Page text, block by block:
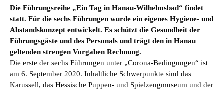
Die Führungsreihe „Ein Tag in Hanau-Wilhelmsbad“ findet
statt. Für die sechs Führungen wurde ein eigenes Hygiene- und
Abstandskonzept entwickelt. Es schützt die Gesundheit der
Führungsgäste und des Personals und trägt den in Hanau
geltenden strengen Vorgaben Rechnung.
Die erste der sechs Führungen unter „Corona-Bedingungen“ ist
am 6. September 2020. Inhaltliche Schwerpunkte sind das
Karussell, das Hessische Puppen- und Spielzeugmuseum und der